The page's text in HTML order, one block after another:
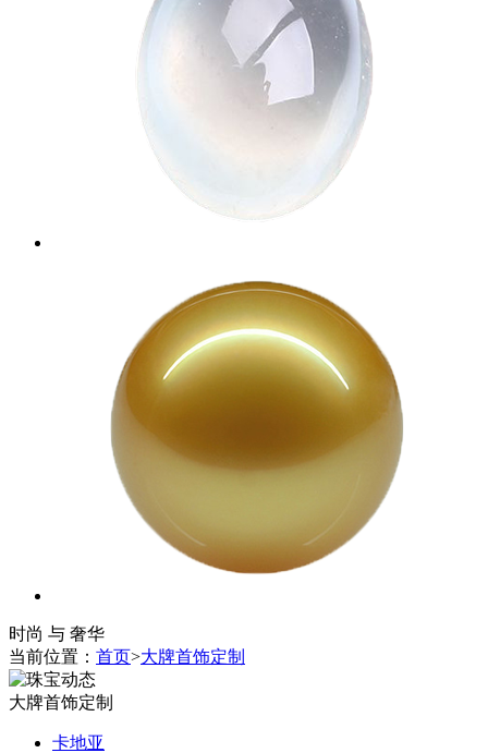
时尚 与 奢华
当前位置： 首页>大牌首饰定制
大牌首饰定制
卡地亚